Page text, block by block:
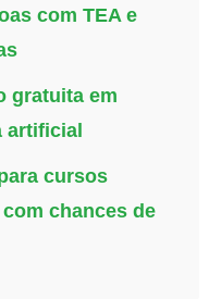
com TEA e
gratuita em
artificial
cursos
chances de